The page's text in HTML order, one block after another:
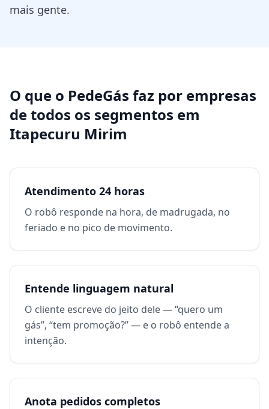
mais gente.
O que o PedeGás faz por empresas
de todos os segmentos em
Itapecuru Mirim
Atendimento 24 horas
O robô responde na hora, de madrugada, no
feriado e no pico de movimento.
Entende linguagem natural
O cliente escreve do jeito dele — “quero um
gás”, “tem promoção?” — e o robô entende a
intenção.
Anota pedidos completos